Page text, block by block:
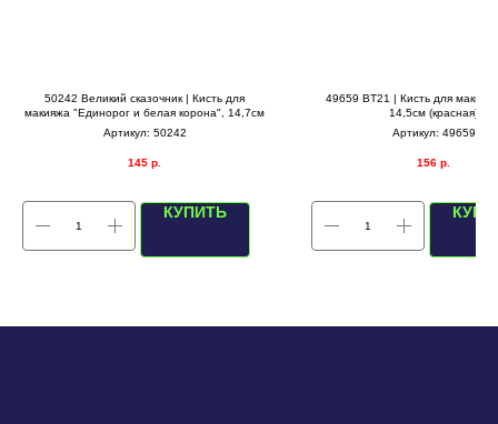
50242 Великий сказочник | Кисть для
макияжа "Единорог и белая корона", 14,7см
Артикул: 50242
145 р.
КУПИТЬ
49659 BT21 | Кисть для
14,5см (красная)
Артикул: 49659
156 р.